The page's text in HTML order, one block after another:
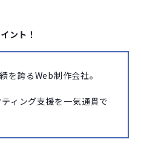
ント！
を誇るWeb制作会社。
ィング支援を一気通貫で